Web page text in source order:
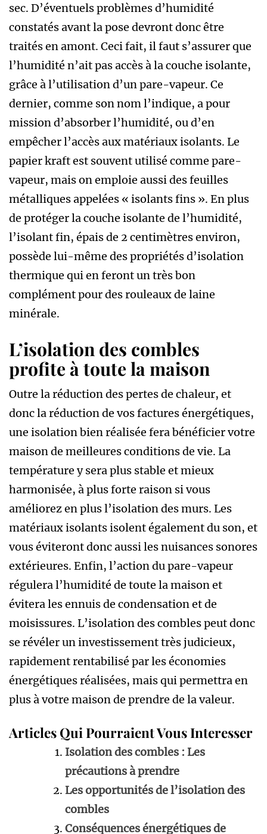
sec. D’éventuels problèmes d’humidité
constatés avant la pose devront donc être
traités en amont. Ceci fait, il faut s’assurer que
l’humidité n’ait pas accès à la couche isolante,
grâce à l’utilisation d’un pare-vapeur. Ce
dernier, comme son nom l’indique, a pour
mission d’absorber l’humidité, ou d’en
empêcher l’accès aux matériaux isolants. Le
papier kraft est souvent utilisé comme pare-
vapeur, mais on emploie aussi des feuilles
métalliques appelées « isolants fins ». En plus
de protéger la couche isolante de l’humidité,
l’isolant fin, épais de 2 centimètres environ,
possède lui-même des propriétés d’isolation
thermique qui en feront un très bon
complément pour des rouleaux de laine
minérale.
L’isolation des combles
profite à toute la maison
Outre la réduction des pertes de chaleur, et
donc la réduction de vos factures énergétiques,
une isolation bien réalisée fera bénéficier votre
maison de meilleures conditions de vie. La
température y sera plus stable et mieux
harmonisée, à plus forte raison si vous
améliorez en plus l’isolation des murs. Les
matériaux isolants isolent également du son, et
vous éviteront donc aussi les nuisances sonores
extérieures. Enfin, l’action du pare-vapeur
régulera l’humidité de toute la maison et
évitera les ennuis de condensation et de
moisissures. L’isolation des combles peut donc
se révéler un investissement très judicieux,
rapidement rentabilisé par les économies
énergétiques réalisées, mais qui permettra en
plus à votre maison de prendre de la valeur.
Articles Qui Pourraient Vous Interesser
Isolation des combles : Les
précautions à prendre
Les opportunités de l’isolation des
combles
Conséquences énergétiques de